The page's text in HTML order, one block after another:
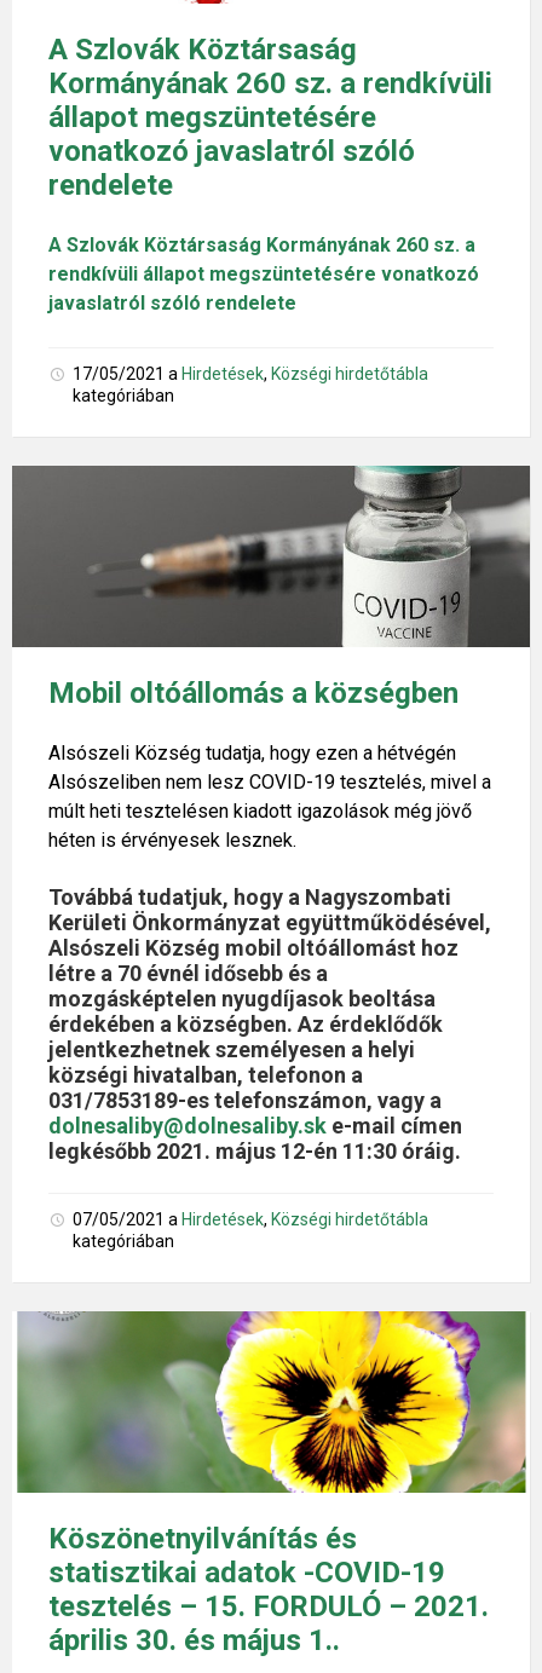
A Szlovák Köztársaság
Kormányának 260 sz. a rendkívüli
állapot megszüntetésére
vonatkozó javaslatról szóló
rendelete
A Szlovák Köztársaság Kormányának 260 sz. a
rendkívüli állapot megszüntetésére vonatkozó
javaslatról szóló rendelete
17/05/2021 a Hirdetések, Községi hirdetőtábla
kategóriában
Mobil oltóállomás a községben
Alsószeli Község tudatja, hogy ezen a hétvégén
Alsószeliben nem lesz COVID-19 tesztelés, mivel a
múlt heti tesztelésen kiadott igazolások még jövő
héten is érvényesek lesznek.
Továbbá tudatjuk, hogy a Nagyszombati
Kerületi Önkormányzat együttműködésével,
Alsószeli Község mobil oltóállomást hoz
létre a 70 évnél idősebb és a
mozgásképtelen nyugdíjasok beoltása
érdekében a községben. Az érdeklődők
jelentkezhetnek személyesen a helyi
községi hivatalban, telefonon a
031/7853189-es telefonszámon, vagy a
dolnesaliby@dolnesaliby.sk e-mail címen
legkésőbb 2021. május 12-én 11:30 óráig.
07/05/2021 a Hirdetések, Községi hirdetőtábla
kategóriában
Köszönetnyilvánítás és
statisztikai adatok -COVID-19
tesztelés – 15. FORDULÓ – 2021.
április 30. és május 1..